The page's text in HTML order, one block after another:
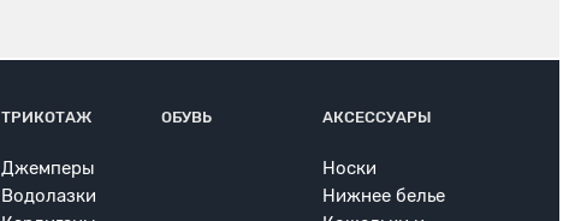
ТРИКОТАЖ
Джемперы
Водолазки
ОБУВЬ АКСЕССУАРЫ
Носки
Нижнее белье